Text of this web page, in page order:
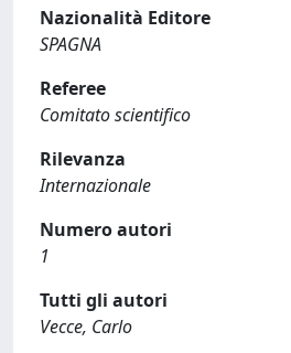
Nazionalità Editore
SPAGNA
Referee
Comitato scientifico
Rilevanza
Internazionale
Numero autori
1
Tutti gli autori
Vecce, Carlo